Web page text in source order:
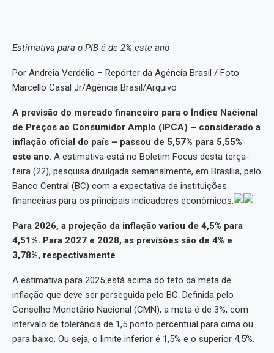
Estimativa para o PIB é de 2% este ano
Por Andreia Verdélio – Repórter da Agência Brasil / Foto:
Marcello Casal Jr/Agência Brasil/Arquivo
A previsão do mercado financeiro para o Índice Nacional
de Preços ao Consumidor Amplo (IPCA) – considerado a
inflação oficial do país – passou de 5,57% para 5,55%
este ano. A estimativa está no Boletim Focus desta terça-
feira (22), pesquisa divulgada semanalmente, em Brasília, pelo
Banco Central (BC) com a expectativa de instituições
financeiras para os principais indicadores econômicos.
Para 2026, a projeção da inflação variou de 4,5% para
4,51%. Para 2027 e 2028, as previsões são de 4% e
3,78%, respectivamente.
A estimativa para 2025 está acima do teto da meta de
inflação que deve ser perseguida pelo BC. Definida pelo
Conselho Monetário Nacional (CMN), a meta é de 3%, com
intervalo de tolerância de 1,5 ponto percentual para cima ou
para baixo. Ou seja, o limite inferior é 1,5% e o superior 4,5%.